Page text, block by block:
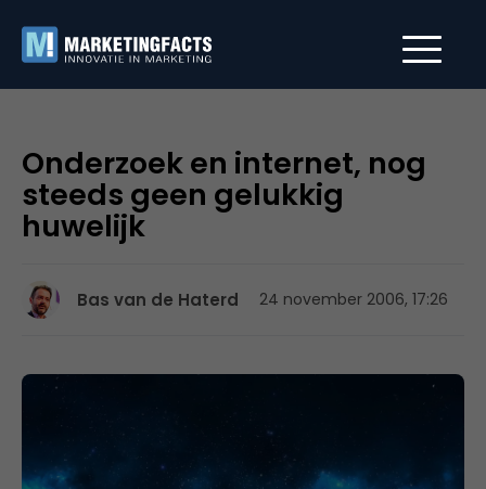
Onderzoek en internet, nog
steeds geen gelukkig
huwelijk
Bas van de Haterd 24 november 2006, 17:26